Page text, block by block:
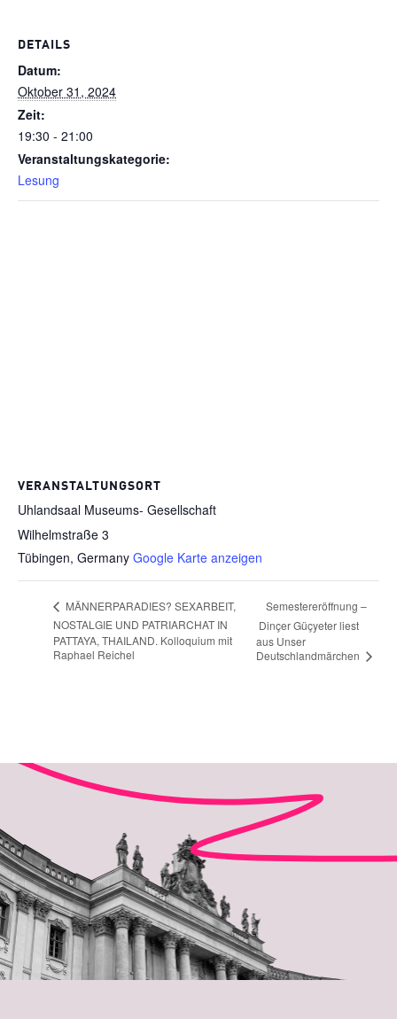
DETAILS
Datum:
Oktober 31, 2024
Zeit:
19:30 - 21:00
Veranstaltungskategorie:
Lesung
VERANSTALTUNGSORT
Uhlandsaal Museums- Gesellschaft
Wilhelmstraße 3
Tübingen, Germany Google Karte anzeigen
MÄNNERPARADIES? SEXARBEIT,
NOSTALGIE UND PATRIARCHAT IN
PATTAYA, THAILAND. Kolloquium mit
Raphael Reichel
Semestereröffnung –
Dinçer Güçyeter liest
aus Unser
Deutschlandmärchen